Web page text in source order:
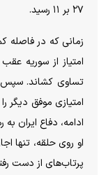
۲۷ بر ۱۱ رسید.
امتیاز از سوریه
امتیازی موفق دیگر
ادامه، دفاع ایران
پرتاب‌های از دست